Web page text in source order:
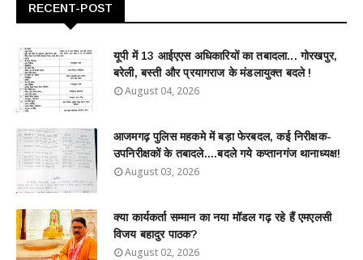
RECENT-POST
यूपी में 13 आईएएस अधिकारियों का तबादला... गोरखपुर,
बरेली, बस्ती और प्रयागराज के मंडलायुक्त बदले !
August 04, 2026
आजमगढ़ पुलिस महकमे में बड़ा फेरबदल, कई निरीक्षक-
उपनिरीक्षकों के तबादले....बदले गये कप्तानगंज थानाध्यक्ष!
August 03, 2026
क्या कार्यकर्ता सम्मान का नया मॉडल गढ़ रहे हैं एमएलसी
विजय बहादुर पाठक?
August 02, 2026